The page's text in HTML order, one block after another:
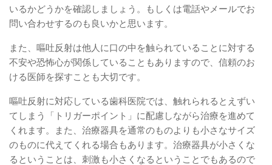
いるかどうかを確認しましょう。もしくは電話やメールでお
問い合わせするのも良いかと思います。
また、嘔吐反射は他人に口の中を触られていることに対する
不安や恐怖心が関係していることもありますので、信頼のお
ける医師を探すことも大切です。
嘔吐反射に対応している歯科医院では、触れられるとえずい
てしまう「トリガーポイント」に配慮しながら治療を進めて
くれます。また、治療器具を通常のものよりも小さなサイズ
のものに代えてくれる場合もあります。治療器具が小さくな
るということは、刺激も小さくなるということでもあるので